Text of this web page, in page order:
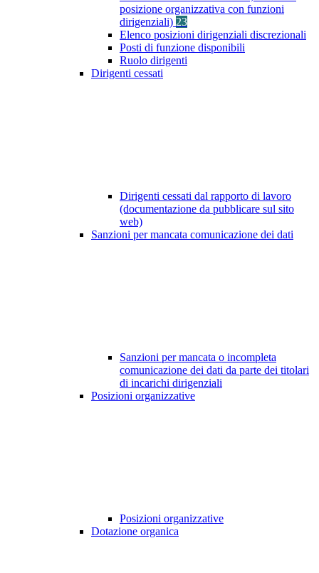
posizione organizzativa con funzioni
dirigenziali) 23
Elenco posizioni dirigenziali discrezionali
Posti di funzione disponibili
Ruolo dirigenti
Dirigenti cessati
Dirigenti cessati dal rapporto di lavoro
(documentazione da pubblicare sul sito
web)
Sanzioni per mancata comunicazione dei dati
Sanzioni per mancata o incompleta
comunicazione dei dati da parte dei titolari
di incarichi dirigenziali
Posizioni organizzative
Posizioni organizzative
Dotazione organica